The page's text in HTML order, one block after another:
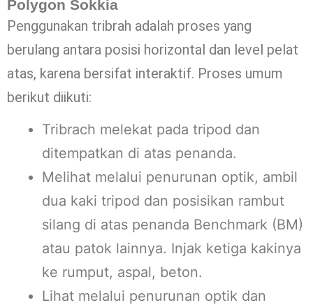
Polygon Sokkia
Penggunakan tribrah adalah proses yang
berulang antara posisi horizontal dan level pelat
atas, karena bersifat interaktif. Proses umum
berikut diikuti:
Tribrach melekat pada tripod dan
ditempatkan di atas penanda.
Melihat melalui penurunan optik, ambil
dua kaki tripod dan posisikan rambut
silang di atas penanda Benchmark (BM)
atau patok lainnya. Injak ketiga kakinya
ke rumput, aspal, beton.
Lihat melalui penurunan optik dan